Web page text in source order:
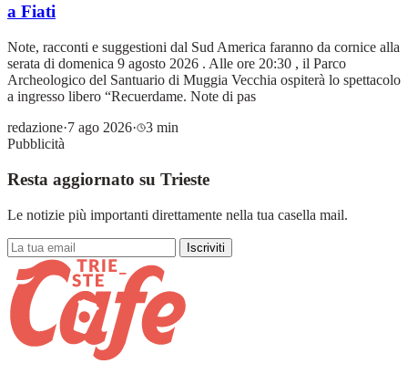
a Fiati
Note, racconti e suggestioni dal Sud America faranno da cornice alla
serata di domenica 9 agosto 2026 . Alle ore 20:30 , il Parco
Archeologico del Santuario di Muggia Vecchia ospiterà lo spettacolo
a ingresso libero “Recuerdame. Note di pas
redazione·7 ago 2026·
3 min
Pubblicità
Resta aggiornato su Trieste
Le notizie più importanti direttamente nella tua casella mail.
Iscriviti